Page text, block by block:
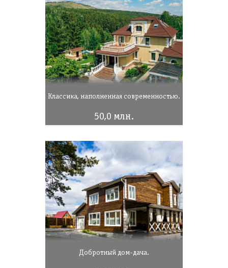
Классика, наполненная современностью.
50,0 млн.
Добротный дом-дача.